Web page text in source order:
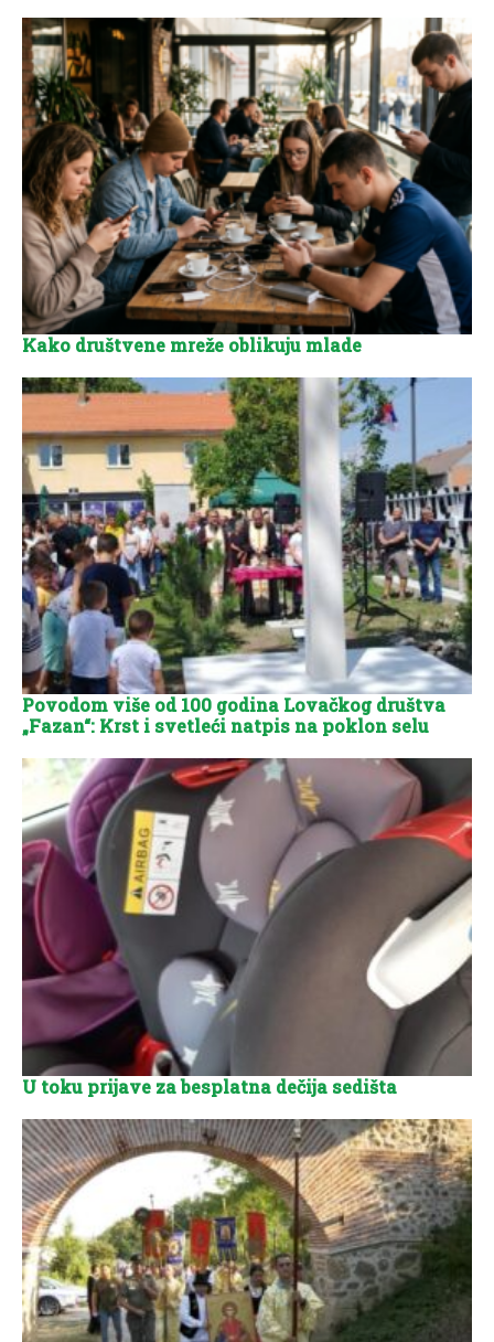
Kako društvene mreže oblikuju mlade
Povodom više od 100 godina Lovačkog društva
„Fazan“: Krst i svetleći natpis na poklon selu
U toku prijave za besplatna dečija sedišta